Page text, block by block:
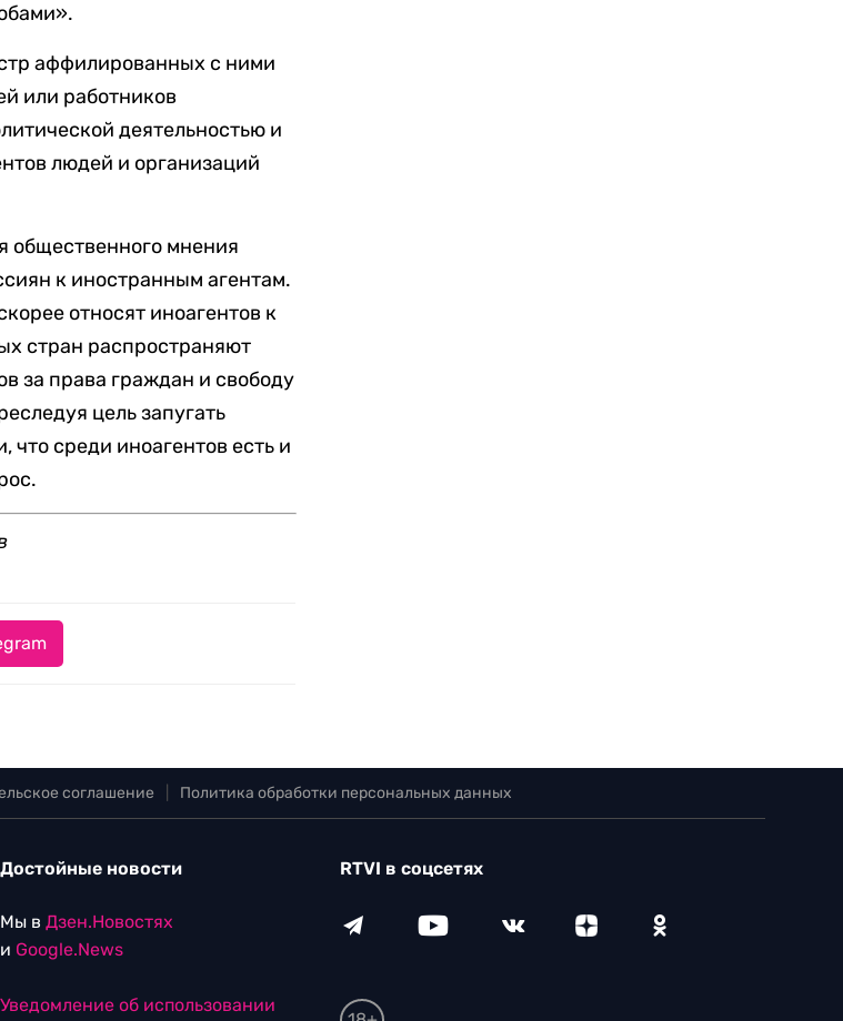
аффилированных с ними
или работников
деятельностью и
людей и организаций
общественного мнения
к иностранным агентам.
относят иноагентов к
стран распространяют
за права граждан и свободу
цель запугать
что среди иноагентов есть и
соглашение Политика обработки персональных данных
Достойные новости
Мы в Дзен.Новостях
и Google.News
Уведомление об использовании
RTVI в соцсетях